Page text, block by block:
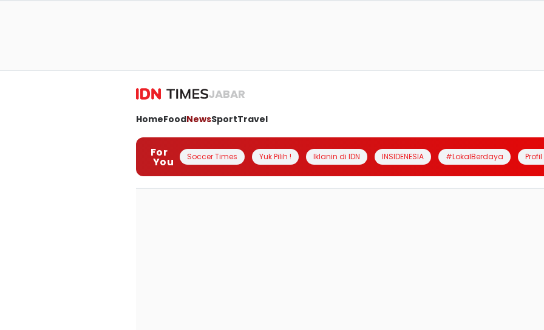
JABAR
HomeFoodNewsSportTravel
For
You Soccer Times Yuk Pilih ! Iklanin di IDN INSIDENESIA #LokalBerdaya